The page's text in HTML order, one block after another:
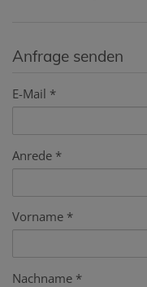
Anfrage senden
E-Mail
Anrede
Vorname
Nachname